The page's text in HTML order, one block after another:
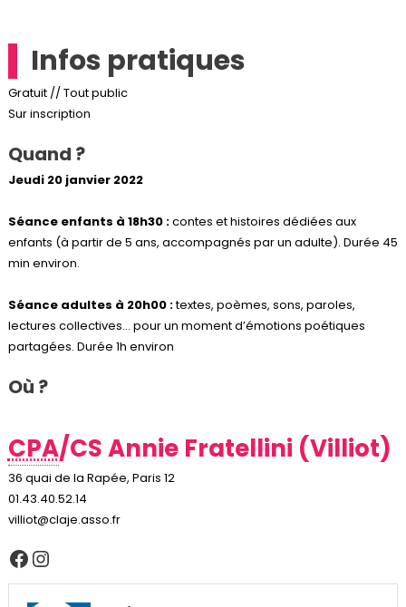
Infos pratiques
Gratuit // Tout public
Sur inscription
Quand ?
Jeudi 20 janvier 2022
Séance enfants à 18h30 :contes et histoires dédiées aux
enfants (à partir de 5 ans, accompagnés par un adulte). Durée 45
min environ.
Séance adultes à 20h00 :textes, poèmes, sons, paroles,
lectures collectives… pour un moment d’émotions poétiques
partagées. Durée 1h environ
Où ?
CPA/CS Annie Fratellini (Villiot)
36 quai de la Rapée, Paris 12
01.43.40.52.14
villiot@claje.asso.fr
Facebook
Instagram